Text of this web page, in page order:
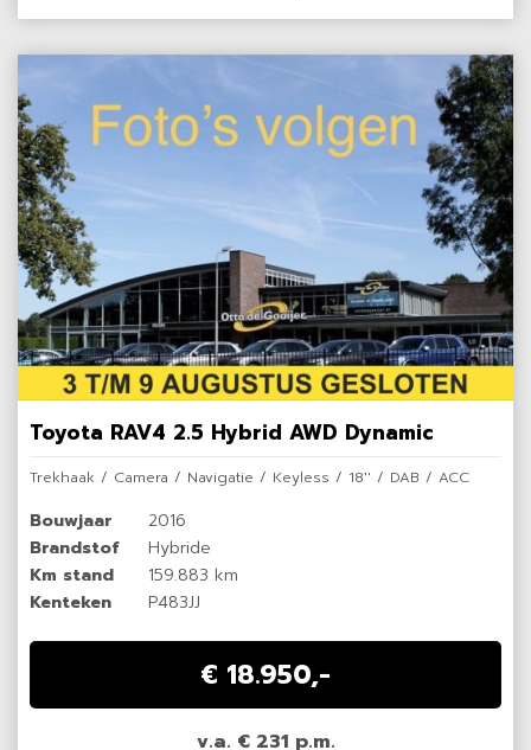
Toyota RAV4 2.5 Hybrid AWD Dynamic
Trekhaak / Camera / Navigatie / Keyless / 18'' / DAB / ACC
Bouwjaar
2016
Brandstof
Hybride
Km stand
159.883 km
Kenteken
P483JJ
€ 18.950,-
v.a. € 231 p.m.